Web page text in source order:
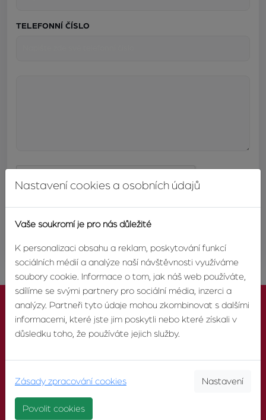
TELEFONNÍ ČÍSLO
603 246 680
Nastavení cookies a osobních údajů
Vaše soukromí je pro nás důležité
K personalizaci obsahu a reklam, poskytování funkcí
sociálních médií a analýze naší návštěvnosti využíváme
soubory cookie. Informace o tom, jak náš web používáte,
sdílíme se svými partnery pro sociální média, inzerci a
analýzy. Partneři tyto údaje mohou zkombinovat s dalšími
informacemi, které jste jim poskytli nebo které získali v
důsledku toho, že používáte jejich služby.
Zásady zpracování cookies Nastavení
Povolit cookies